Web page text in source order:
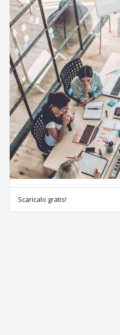
Scaricalo gratis!